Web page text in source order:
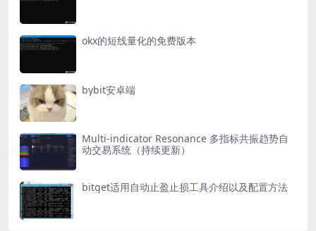
okx的短线量化的免费版本
bybit安卓端
Multi-indicator Resonance 多指标共振趋势自
动交易系统（持续更新）
bitget适用自动止盈止损工具介绍以及配置方法